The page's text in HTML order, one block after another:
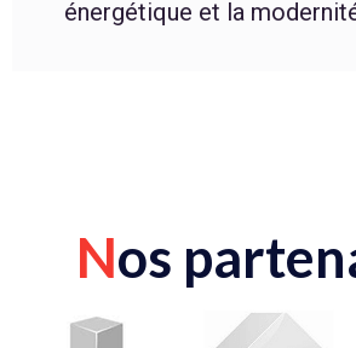
énergétique et la
Nos